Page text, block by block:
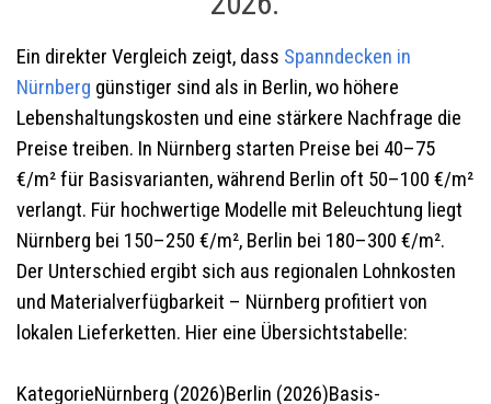
Ein direkter Vergleich zeigt, dass Spanndecken in
Nürnberg günstiger sind als in Berlin, wo höhere
Lebenshaltungskosten und eine stärkere Nachfrage die
Preise treiben. In Nürnberg starten Preise bei 40–75
€/m² für Basisvarianten, während Berlin oft 50–100 €/m²
verlangt. Für hochwertige Modelle mit Beleuchtung liegt
Nürnberg bei 150–250 €/m², Berlin bei 180–300 €/m².
Der Unterschied ergibt sich aus regionalen Lohnkosten
und Materialverfügbarkeit – Nürnberg profitiert von
lokalen Lieferketten. Hier eine Übersichtstabelle:
KategorieNürnberg (2026)Berlin (2026)Basis-